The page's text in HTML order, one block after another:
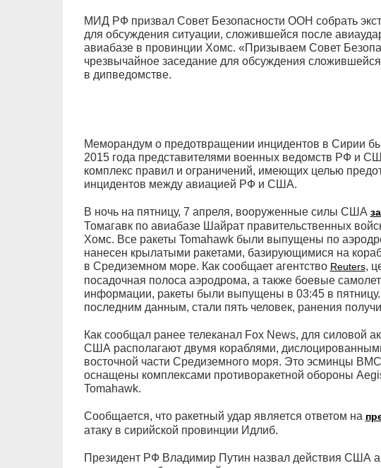
МИД РФ призвал Совет Безопасности ООН собрать
для обсуждения ситуации, сложившейся после
авиабазе в провинции Хомс. «Призываем Совет
чрезвычайное заседание для обсуждения
в дипведомстве.
Меморандум о предотвращении инцидентов в Сирии
2015 года представителями военных ведомств РФ и
комплекс правил и ограничений, имеющих целью
инцидентов между авиацией РФ и США.
В ночь на пятницу, 7 апреля, вооруженные силы США
Томагавк по авиабазе Шайрат правительственных
Хомс. Все ракеты Tomahawk были выпущены по
нанесен крылатыми ракетами, базирующимися на
в Средиземном море. Как сообщает агентство Reuters,
посадочная полоса аэродрома, а также боевые
информации, ракеты были выпущены в 03:45 в
последним данным, стали пять человек, ранения
Как сообщал ранее телеканал Fox News, для силовой
США располагают двумя кораблями,
восточной части Средиземного моря. Это эсминцы
оснащены комплексами противоракетной обороны
Tomahawk.
Сообщается, что ракетный удар является ответом на
атаку в сирийской провинции Идлиб.
Президент РФ Владимир Путин назвал действия США